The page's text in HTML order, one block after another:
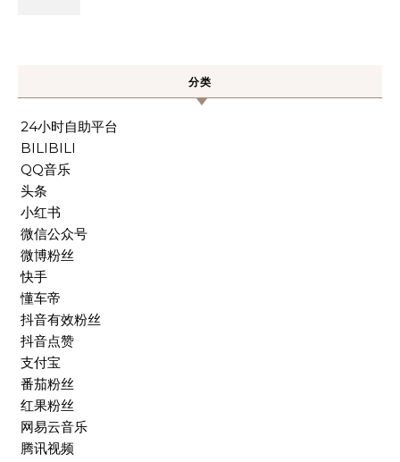
分类
24小时自助平台
BILIBILI
QQ音乐
头条
小红书
微信公众号
微博粉丝
快手
懂车帝
抖音有效粉丝
抖音点赞
支付宝
番茄粉丝
红果粉丝
网易云音乐
腾讯视频